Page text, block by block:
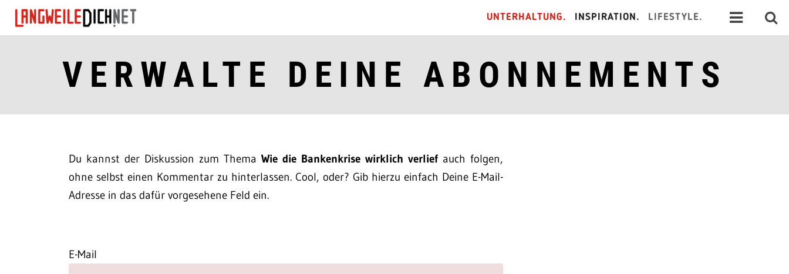
UNTERHALTUNG. INSPIRATION. LIFESTYLE.
VERWALTE DEINE ABONNEMENTS
Du kannst der Diskussion zum Thema Wie die Bankenkrise wirklich verliefauch folgen,
ohne selbst einen Kommentar zu hinterlassen. Cool, oder? Gib hierzu einfach Deine E-Mail-
Adresse in das dafür vorgesehene Feld ein.
E-Mail